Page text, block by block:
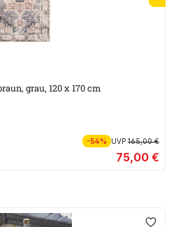
grau, 120 x 170 cm
-54% UVP165,00 €
75,00 €